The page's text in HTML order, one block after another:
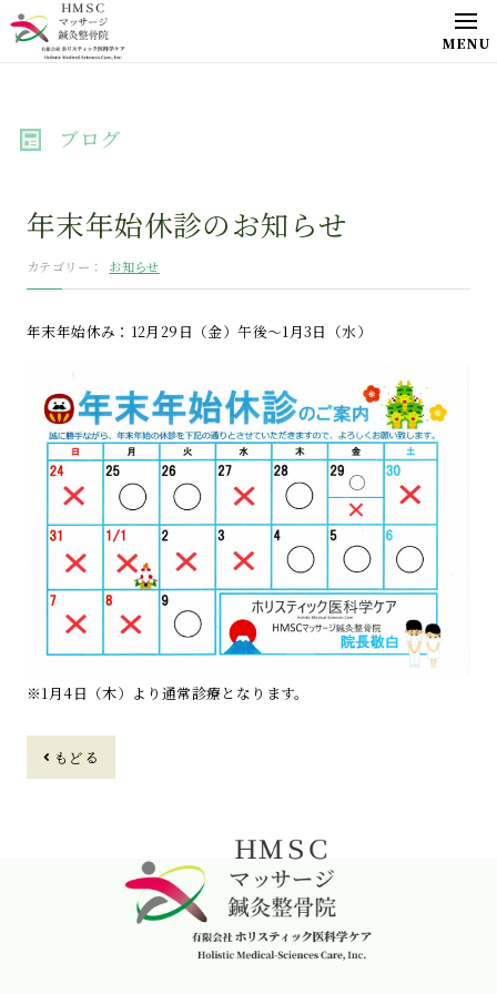
ブログ
年末年始休診のお知らせ
カテゴリー お知らせ
年末年始休み：12月29日（金）午後～1月3日（水）
※1月4日（木）より通常診療となります。
もどる